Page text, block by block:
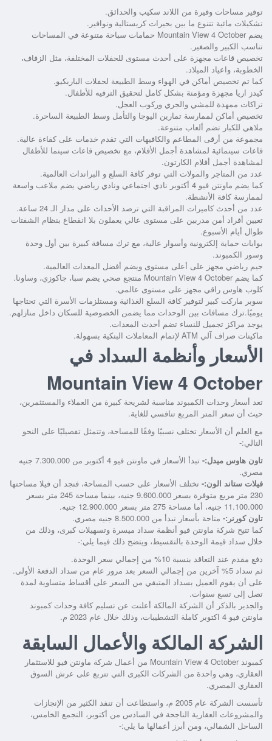
توفير مساحات وفيرة من اللاند سكيب والحدائق.
تشكيلات مائية تتنوع ما بين بحيرات كريستالية ونوافير.
يضم Mountain View 4 October حمامات سباحة متنوعة في المساحات
تناسب الكبير والصغير.
تخصيص قاعات مجهزة على أحدث مستوى للحفلات المختلفة، مثل الزفاف،
الخطوبة، واعياد الميلاد.
كما تم تخصيص أماكن في الهواء وسط الطبيعة لحفلات الباربكيو.
كيدز اريا مجهزة ومؤمنة بشكل كامل لتحقيق الترفيه للأطفال.
تراكات ممهدة للمشي والجري وركوب العجل.
تخصيص أماكن لممارسة تمارين اليوجا والتأمل وسط الطبيعة الساحرة.
ملاهي للكبار تضم ألعاب متنوعة.
مجموعة من أرقى المطاعم والكافيهات التي تقدم خدمات على كفاءة عالية.
قاعات سينمائية لمشاهدة أجمل الأفلام، مع تخصيص قاعات سينما للأطفال
لمشاهدة أجمل أفلام الكارتون.
عدد من المتاجر والمولات التي توفر كافة السلع و البراندات العالمية.
كما يضم ماونتن فيو 4 أكتوبر نادي اجتماعي ونادي رياضي يضم ملاعب واسعة
لممارسة كافة الأنشطة.
عدد من أحدث كاميرات المراقبة التي ترصد الأحداث على مدار الـ 24 ساعة.
تعيين أفراد أمن مدربين على مستوى عالي يعملون بلا انقطاع بنظام الشفتات
طوال أيام الأسبوع.
بوابات حماية إلكترونية وأسوار عالية، مع ترك مسافة كبيرة بين أول وحدة
وسور الكمبوند.
جيم رياضي مجهز على أعلى مستوى ويضم أفضل المعدات العالمية.
كما يضم Mountain View 4 October منتجع صحي يضم سبا، جاكوزي، وساونا.
كلوب هاوس راقي مجهز على مستوى عالمي.
سوبر ماركت كبير لتوفير كافة السلع الغذائية ومستلزمات الأسرة التي تحتاجها
يوميًا.ترك مسافات بين الوحدات مما يضمن الخصوصية للسكان داخل منازلهم.
يوجد مراكز تجميل للنساء تضم أحدث المعدات.
ماكينات صراف آلي ATM لإتمام المعاملات البنكية بسهولة.
الأسعار وأنظمة السداد في
Mountain View 4 October
تعد أسعار وحدات الكمبوند مناسبة لشريحة كبيرة من العملاء والمستثمرين،
حيث أن سعر المتر المربع تنافسي للغاية.
مع العلم أن الأسعار تختلف نسبيًا وفقًا للمساحة، وتتمثل تفصيليًا على النحو
التالي:-
تاون هاوس ميدل:-
تبدأ الأسعار في ماونتن فيو 4 أكتوبر من 7.300.000 جنيه
مصري.
فيلات ستاند الون:- تختلف الأسعار على حسب المساحة، فنجد أن فيلا مساحتها
230 متر مربع متوفرة بسعر 9.600.000 جنيه، بينما مساحة 245 متر بسعر
11.100.000 جنيه، أما مساحة 275 متر بسعر 12.900.000 جنيه.
تاون كورنر:- متاحة بأسعار تبدأ من 8.500.000 جنيه مصري.
كما تتيح شركة ماونتن فيو أنظمة سداد ميسرة وتسهيلات كبرى، وذلك من
خلال سداد قيمة الوحدة بالتقسيط، ويتضح ذلك فيما يلي:-
دفع مقدم عند التعاقد بنسبة 10% من إجمالي سعر الوحدة.
ثم سداد 5% آخرين من إجمالي السعر بعد مرور عام من سداد الدفعة الأولى.
على أن يقوم العميل بسداد المتبقي من السعر على أقساط متساوية لمدة
تصل إلى تسع سنوات.
والجدير بالذكر أن الشركة المالكة أعلنت عن تسليم كافة وحدات كمبوند
ماونتن فيو 4 اكتوبر كاملة التشطيبات، وذلك خلال عام 2023 م.
الشركة المالكة والأعمال السابقة
كمبوند Mountain View 4 October من أعمال شركة ماونتن فيو للاستثمار
العقاري، وهي واحدة من الشركات الكبرى التي تتربع على عرش السوق
العقاري المصري.
تأسست الشركة عام 2005 م، واستطاعت أن تنفذ الكثير من الإنجازات
والمشروعات العقارية الناجحة في السادس من أكتوبر، التجمع الخامس،
الساحل الشمالي، ومن أبرز أعمالها ما يلي:-